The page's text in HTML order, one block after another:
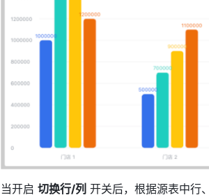
当开启 切换行/列 开关后，根据源表中行